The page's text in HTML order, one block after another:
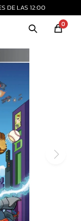
DE LAS 12:00
0
MI CUENTA